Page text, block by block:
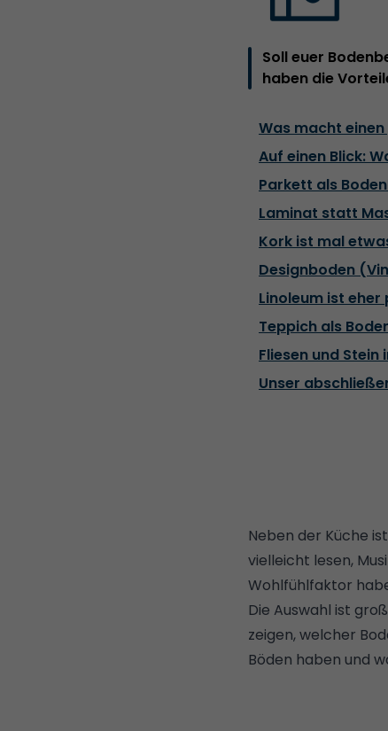
Soll euer
haben die
Was macht
Auf einen Blick:
Parkett als
Laminat statt
Kork ist mal
Designboden
Linoleum ist
Teppich als
Fliesen und Stein
Unser
Neben der Küche
vielleicht lesen,
Wohlfühlfaktor
Die Auswahl ist
zeigen, welcher
Böden haben und